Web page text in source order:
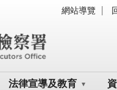
網站導覽
法律宣導及教育